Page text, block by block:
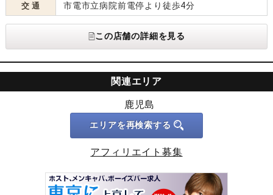
交 通 市電市立病院前電停より徒歩4分
この店舗の詳細を見る
関連エリア
鹿児島
エリアを再検索する
アフィリエイト募集